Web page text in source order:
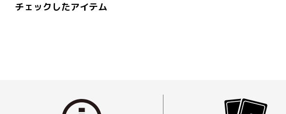
チェックしたアイテム